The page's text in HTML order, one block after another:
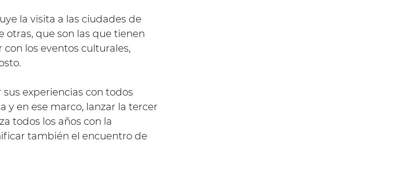
la visita a las ciudades de
otras, que son las que tienen
los eventos culturales,
experiencias con todos
y en ese marco, lanzar la tercer
todos los años con la
también el encuentro de